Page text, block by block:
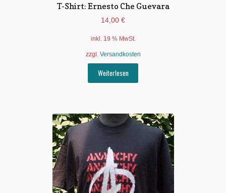
T-Shirt: Ernesto Che Guevara
14,00 €
inkl. 19 % MwSt.
zzgl. Versandkosten
Weiterlesen